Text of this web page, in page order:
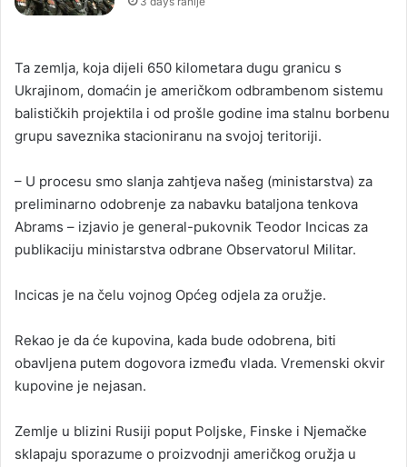
Ta zemlja, koja dijeli 650 kilometara dugu granicu s
Ukrajinom, domaćin je američkom odbrambenom sistemu
balističkih projektila i od prošle godine ima stalnu borbenu
grupu saveznika stacioniranu na svojoj teritoriji.
– U procesu smo slanja zahtjeva našeg (ministarstva) za
preliminarno odobrenje za nabavku bataljona tenkova
Abrams – izjavio je general-pukovnik Teodor Incicas za
publikaciju ministarstva odbrane Observatorul Militar.
Incicas je na čelu vojnog Općeg odjela za oružje.
Rekao je da će kupovina, kada bude odobrena, biti
obavljena putem dogovora između vlada. Vremenski okvir
kupovine je nejasan.
Zemlje u blizini Rusiji poput Poljske, Finske i Njemačke
sklapaju sporazume o proizvodnji američkog oružja u